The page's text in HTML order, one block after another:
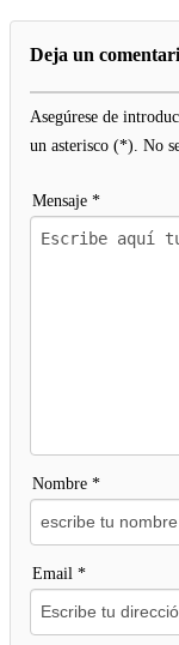
Deja un
Asegúrese de
un asterisco (*). No
Mensaje *
Nombre *
Email *